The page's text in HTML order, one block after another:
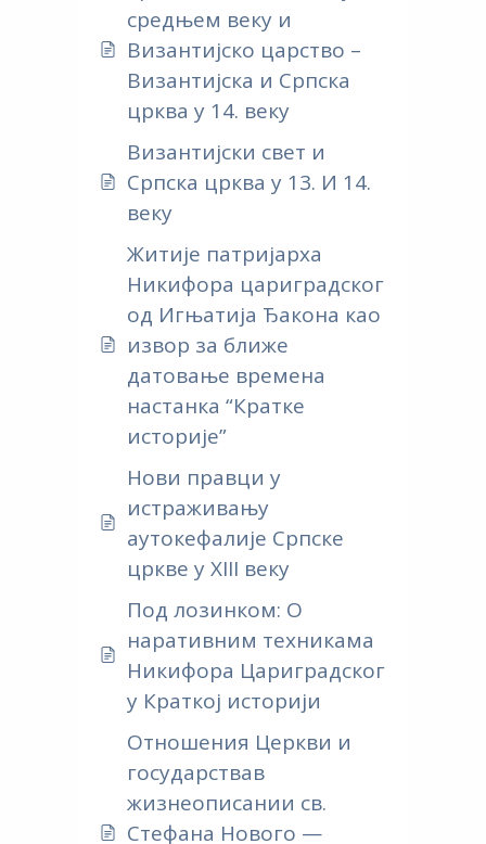
средњем веку и
Византијско царство –
Византијска и Српска
црква у 14. веку
Византијски свет и
Српска црква у 13. И 14.
веку
Житије патријарха
Никифора цариградског
од Игњатија Ђакона као
извор за ближе
датовање времена
настанка “Кратке
историје”
Нови правци у
истраживању
аутокефалије Српске
цркве у XIII веку
Под лозинком: О
наративним техникама
Никифора Цариградског
у Краткој историји
Отношения Церкви и
государствав
жизнеописании св.
Стефана Нового —